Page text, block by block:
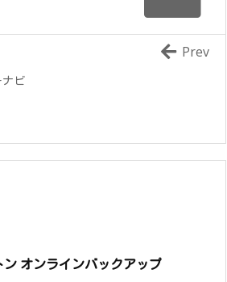
ビ
Prev
ン オンラインバックアップ